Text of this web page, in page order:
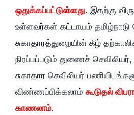
ஒதுக்கப்பட்டுள்ளது. இதற்கு
உள்ளவர்கள் கட்டாயம் தமிழ்நாடு
சுகாதாரத்துறையின் கீழ்
நிரப்பப்படும் துணைச் செவிலியர்,
சுகாதார செவிலியர்
விண்ணப்பிக்கலாம் கூடுதல்
காணலாம்.